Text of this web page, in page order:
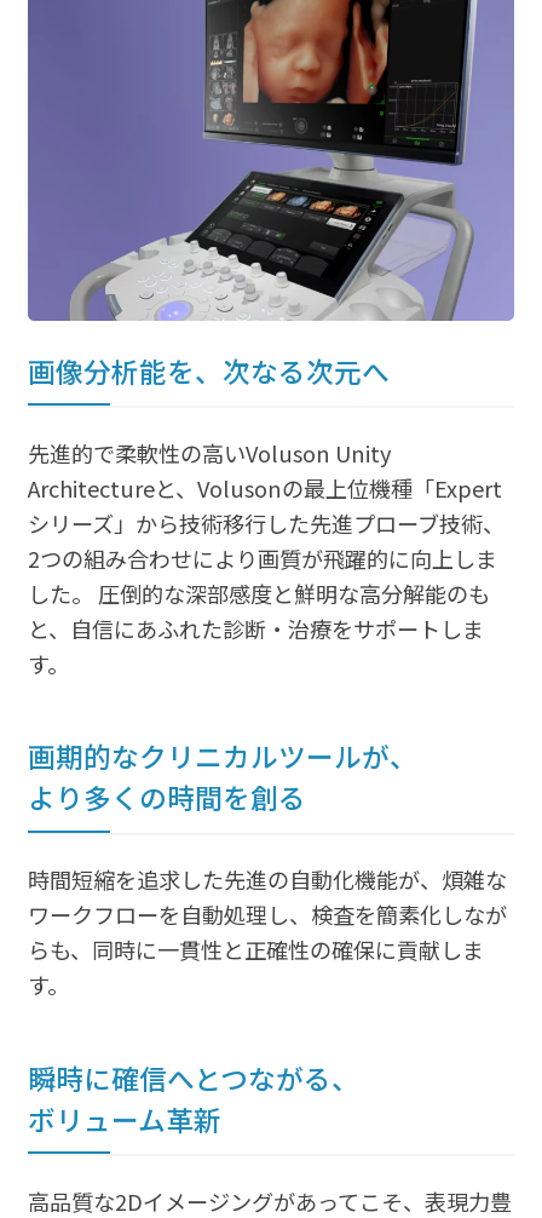
画像分析能を、次なる次元へ
先進的で柔軟性の高いVoluson Unity
Architectureと、Volusonの最上位機種「Expert
シリーズ」から技術移行した先進プローブ技術、
2つの組み合わせにより画質が飛躍的に向上しま
した。 圧倒的な深部感度と鮮明な高分解能のも
と、自信にあふれた診断・治療をサポートしま
す。
画期的なクリニカルツールが、
より多くの時間を創る
時間短縮を追求した先進の自動化機能が、煩雑な
ワークフローを自動処理し、検査を簡素化しなが
らも、同時に一貫性と正確性の確保に貢献しま
す。
瞬時に確信へとつながる、
ボリューム革新
高品質な2Dイメージングがあってこそ、表現力豊